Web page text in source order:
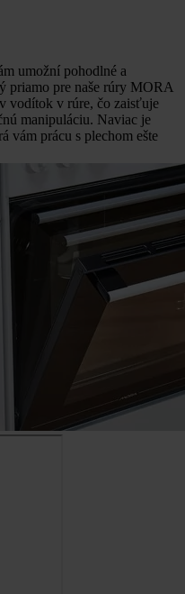
umožní pohodlné a
priamo pre naše rúry MORA
vodítok v rúre, čo zaisťuje
manipuláciu. Naviac je
vám prácu s plechom ešte